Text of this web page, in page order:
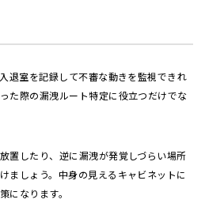
退室を記録して不審な動きを監視できれ
た際の漏洩ルート特定に役立つだけでな
置したり、逆に漏洩が発覚しづらい場所
ましょう。中身の見えるキャビネットに
になります。